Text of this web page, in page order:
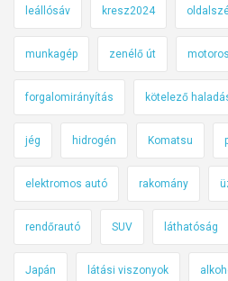
leállósáv kresz2024
munkagép zenélő út
forgalomirányítás kötelező
jég hidrogén Komatsu
elektromos autó rakomány
rendőrautó SUV láthatóság
Japán látási viszonyok